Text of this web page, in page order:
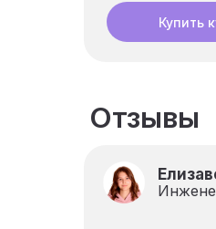
Купить
Отзывы